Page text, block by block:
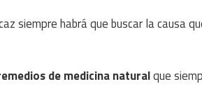
siempre habrá que buscar la causa
de medicina naturalque